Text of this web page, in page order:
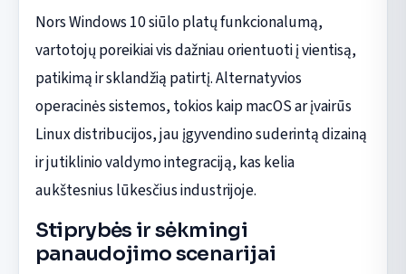
Nors Windows 10 siūlo platų funkcionalumą,
vartotojų poreikiai vis dažniau orientuoti į vientisą,
patikimą ir sklandžią patirtį. Alternatyvios
operacinės sistemos, tokios kaip macOS ar įvairūs
Linux distribucijos, jau įgyvendino suderintą dizainą
ir jutiklinio valdymo integraciją, kas kelia
aukštesnius lūkesčius industrijoje.
Stiprybės ir sėkmingi
panaudojimo scenarijai